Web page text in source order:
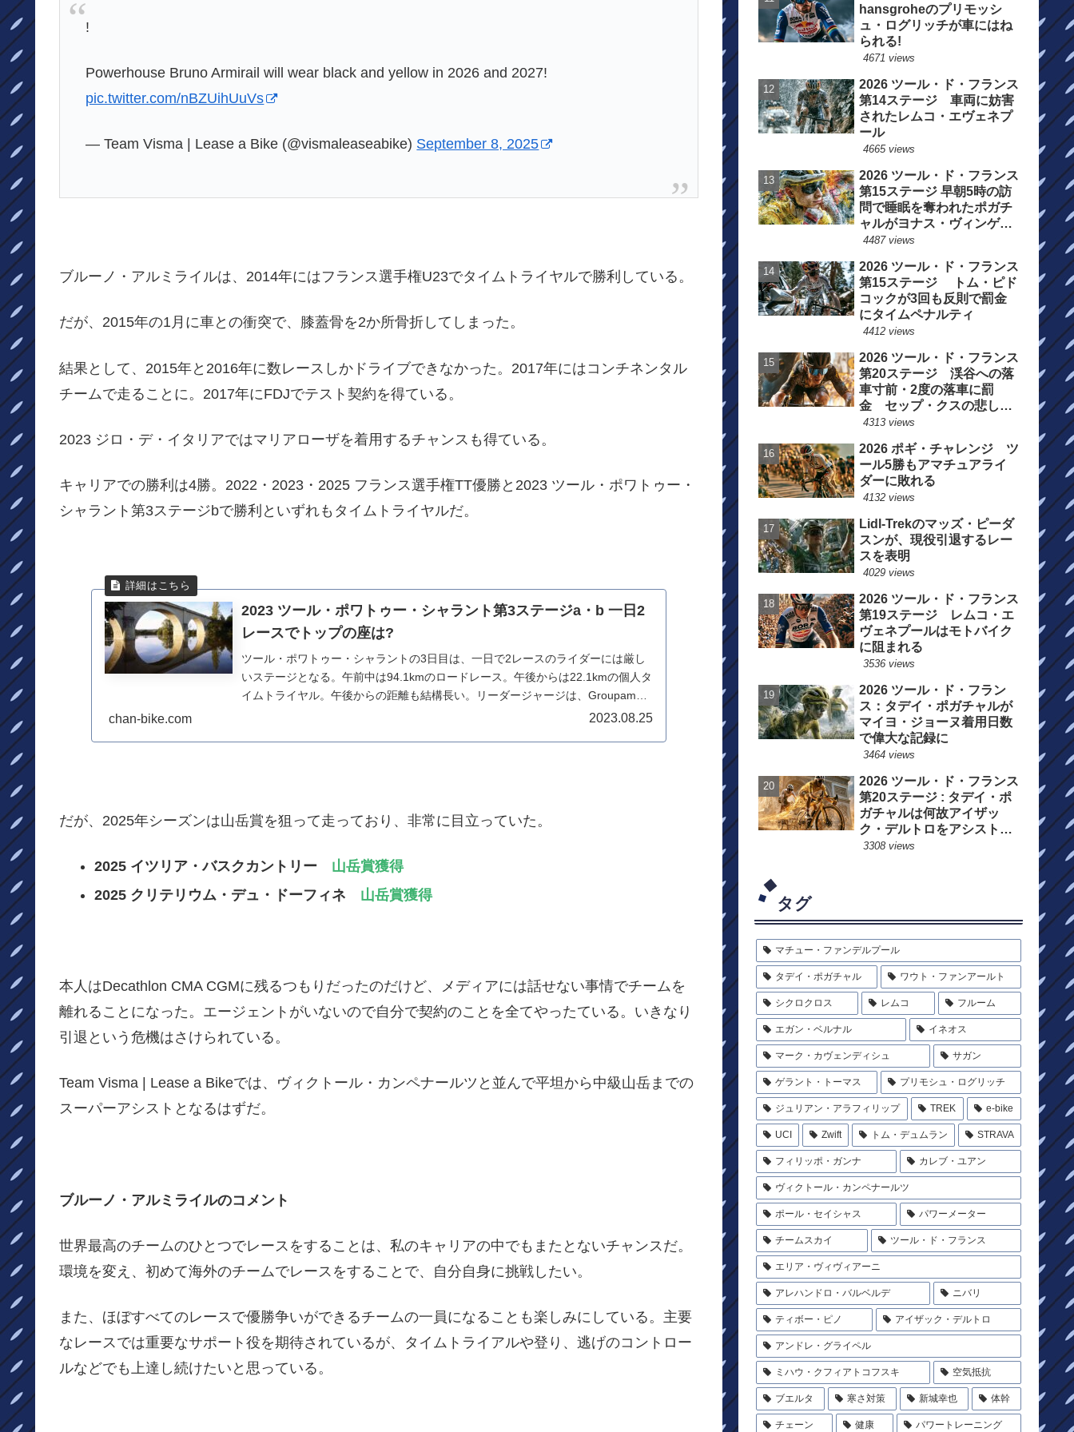
!
Powerhouse Bruno Armirail will wear black and yellow in 2026 and 2027!
pic.twitter.com/nBZUihUuVs
— Team Visma | Lease a Bike (@vismaleaseabike) September 8, 2025
ブルーノ・アルミライルは、2014年にはフランス選手権U23でタイムトライヤルで勝利している。
だが、2015年の1月に車との衝突で、膝蓋骨を2か所骨折してしまった。
結果として、2015年と2016年に数レースしかドライブできなかった。2017年にはコンチネンタル
チームで走ることに。2017年にFDJでテスト契約を得ている。
2023 ジロ・デ・イタリアではマリアローザを着用するチャンスも得ている。
キャリアでの勝利は4勝。2022・2023・2025 フランス選手権TT優勝と2023 ツール・ポワトゥー・
シャラント第3ステージbで勝利といずれもタイムトライヤルだ。
2023 ツール・ポワトゥー・シャラント第3ステージa・b 一日2
レースでトップの座は?
ツール・ポワトゥー・シャラントの3日目は、一日で2レースのライダーには厳し
いステージとなる。午前中は94.1kmのロードレース。午後からは22.1kmの個人タ
イムトライヤル。午後からの距離も結構長い。リーダージャージは、Groupama
chan-bike.com 2023.08.25
だが、2025年シーズンは山岳賞を狙って走っており、非常に目立っていた。
2025 イツリア・バスクカントリー 山岳賞獲得
2025 クリテリウム・デュ・ドーフィネ 山岳賞獲得
本人はDecathlon CMA CGMに残るつもりだったのだけど、メディアには話せない事情でチームを
離れることになった。エージェントがいないので自分で契約のことを全てやったている。いきなり
引退という危機はさけられている。
Team Visma | Lease a Bikeでは、ヴィクトール・カンペナールツと並んで平坦から中級山岳までの
スーパーアシストとなるはずだ。
ブルーノ・アルミライルのコメント
世界最高のチームのひとつでレースをすることは、私のキャリアの中でもまたとないチャンスだ。
環境を変え、初めて海外のチームでレースをすることで、自分自身に挑戦したい。
また、ほぼすべてのレースで優勝争いができるチームの一員になることも楽しみにしている。主要
なレースでは重要なサポート役を期待されているが、タイムトライアルや登り、逃げのコントロー
ルなどでも上達し続けたいと思っている。
hansgroheのプリモッシ
ュ・ログリッチが車にはね
られる!
4671 views
2026 ツール・ド・フランス
第14ステージ 車両に妨害
されたレムコ・エヴェネプ
ール
4665 views
2026 ツール・ド・フランス
第15ステージ 早朝5時の訪
問で睡眠を奪われたポガチ
ャルがヨナス・ヴィンゲゴ
ーの離脱を惜しむ
4487 views
2026 ツール・ド・フランス
第15ステージ トム・ピド
コックが3回も反則で罰金
にタイムペナルティ
4412 views
2026 ツール・ド・フランス
第20ステージ 渓谷への落
車寸前・2度の落車に罰
金 セップ・クスの悲しい
一日
4313 views
2026 ポギ・チャレンジ ツ
ール5勝もアマチュアライ
ダーに敗れる
4132 views
Lidl-Trekのマッズ・ピーダ
スンが、現役引退するレー
スを表明
4029 views
2026 ツール・ド・フランス
第19ステージ レムコ・エ
ヴェネプールはモトバイク
に阻まれる
3536 views
2026 ツール・ド・フラン
ス：タデイ・ポガチャルが
マイヨ・ジョーヌ着用日数
で偉大な記録に
3464 views
2026 ツール・ド・フランス
第20ステージ : タデイ・ポ
ガチャルは何故アイザッ
ク・デルトロをアシストし
たのか?
3308 views
タグ
マチュー・ファンデルプール
タデイ・ポガチャル ワウト・ファンアールト
シクロクロス レムコ フルーム
エガン・ベルナル イネオス
マーク・カヴェンディシュ サガン
ゲラント・トーマス プリモシュ・ログリッチ
ジュリアン・アラフィリップ TREK e-bike
UCI Zwift トム・デュムラン STRAVA
フィリッポ・ガンナ カレブ・ユアン
ヴィクトール・カンペナールツ
ポール・セイシャス パワーメーター
チームスカイ ツール・ド・フランス
エリア・ヴィヴィアーニ
アレハンドロ・バルベルデ ニバリ
ティボー・ピノ アイザック・デルトロ
アンドレ・グライペル
ミハウ・クフィアトコフスキ 空気抵抗
ブエルタ 寒さ対策 新城幸也 体幹
チェーン 健康 パワートレーニング